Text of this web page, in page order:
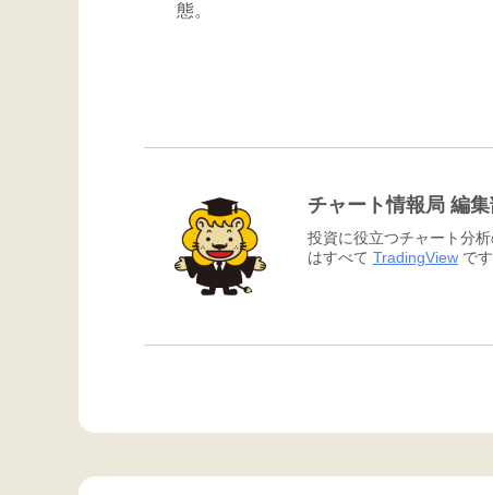
態。
チャート情報局 編
投資に役立つチャート分
はすべて TradingView で